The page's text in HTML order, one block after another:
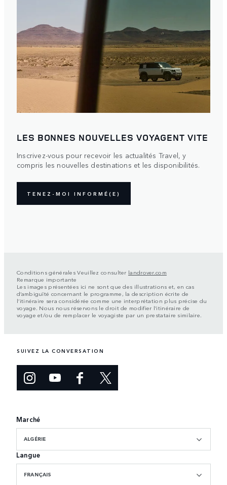
LES BONNES NOUVELLES VOYAGENT VITE
Inscrivez-vous pour recevoir les actualités Travel, y
compris les nouvelles destinations et les disponibilités.
TENEZ-MOI INFORMÉ(E)
Conditions générales Veuillez consulter landrover.com
Remarque importante
Les images présentées ici ne sont que des illustrations et, en cas
d’ambiguïté concernant le programme, la description écrite de
l’itinéraire sera considérée comme une interprétation plus précise du
voyage. Nous nous réservons le droit de modifier l’itinéraire de
voyage et/ou de remplacer le voyagiste par un prestataire similaire.
SUIVEZ LA CONVERSATION
Marché
ALGÉRIE
Langue
FRANÇAIS